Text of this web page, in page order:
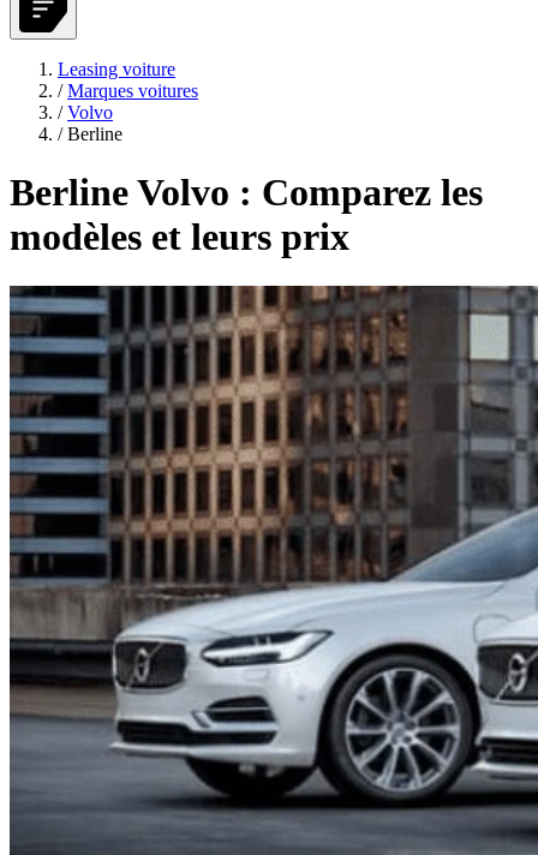
Leasing voiture
/ Marques voitures
/ Volvo
/ Berline
Berline Volvo : Comparez les
modèles et leurs prix